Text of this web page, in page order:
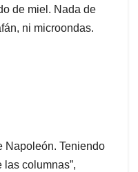
de miel. Nada de
ni microondas.
Napoleón. Teniendo
las columnas”,